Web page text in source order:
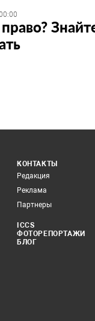
КОНТАКТЫ
Редакция
Реклама
Партнеры
ICCS
ФОТОРЕПОРТАЖИ
БЛОГ